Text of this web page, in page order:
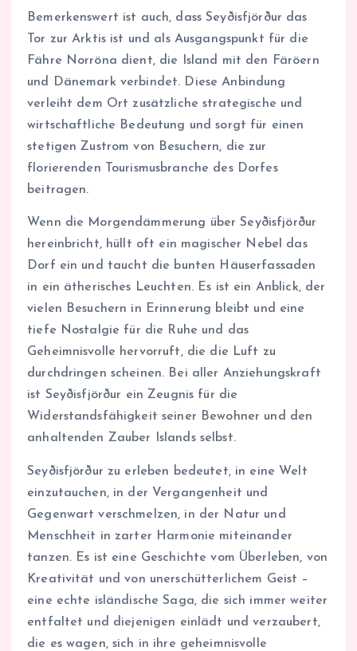
Bemerkenswert ist auch, dass Seyðisfjörður das
Tor zur Arktis ist und als Ausgangspunkt für die
Fähre Norröna dient, die Island mit den Färöern
und Dänemark verbindet. Diese Anbindung
verleiht dem Ort zusätzliche strategische und
wirtschaftliche Bedeutung und sorgt für einen
stetigen Zustrom von Besuchern, die zur
florierenden Tourismusbranche des Dorfes
beitragen.
Wenn die Morgendämmerung über Seyðisfjörður
hereinbricht, hüllt oft ein magischer Nebel das
Dorf ein und taucht die bunten Häuserfassaden
in ein ätherisches Leuchten. Es ist ein Anblick, der
vielen Besuchern in Erinnerung bleibt und eine
tiefe Nostalgie für die Ruhe und das
Geheimnisvolle hervorruft, die die Luft zu
durchdringen scheinen. Bei aller Anziehungskraft
ist Seyðisfjörður ein Zeugnis für die
Widerstandsfähigkeit seiner Bewohner und den
anhaltenden Zauber Islands selbst.
Seyðisfjörður zu erleben bedeutet, in eine Welt
einzutauchen, in der Vergangenheit und
Gegenwart verschmelzen, in der Natur und
Menschheit in zarter Harmonie miteinander
tanzen. Es ist eine Geschichte vom Überleben, von
Kreativität und von unerschütterlichem Geist –
eine echte isländische Saga, die sich immer weiter
entfaltet und diejenigen einlädt und verzaubert,
die es wagen, sich in ihre geheimnisvolle